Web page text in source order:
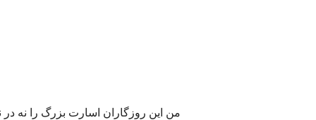
من این روزگاران اسارت بزرگ را نه